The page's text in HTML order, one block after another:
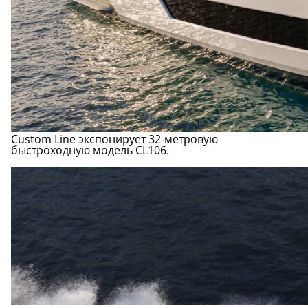
Custom Line экспонирует 32-метровую
быстроходную модель CL106.